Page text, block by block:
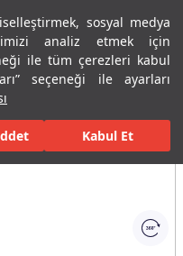
sosyal medya
analiz etmek için
ile tüm çerezleri kabul
seçeneği ile ayarları
Kabul Et
Menü
Banyo Dolapları